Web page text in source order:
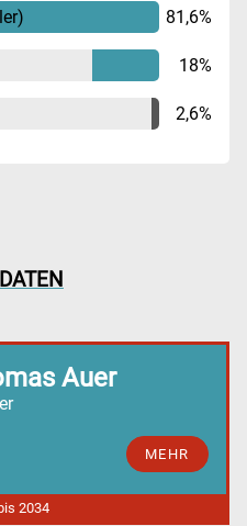
81,6%
18%
2,6%
Auer
MEHR
2034